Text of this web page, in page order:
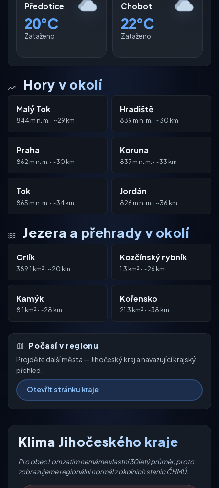
Předotice
20°C
Zataženo
Chobot
22°C
Zataženo
Hory v okolí
Malý Tok
844 m n. m. · ~29 km
Hradiště
839 m n. m. · ~30 km
Praha
862 m n. m. · ~30 km
Koruna
837 m n. m. · ~33 km
Tok
865 m n. m. · ~34 km
Jordán
826 m n. m. · ~36 km
Jezera a přehrady v okolí
Orlík
389.1 km² · ~20 km
Kozčínský rybník
1.3 km² · ~26 km
Kamýk
8.1 km² · ~28 km
Kořensko
21.3 km² · ~38 km
Počasí v regionu
Projděte další města — Jihočeský kraj a navazující krajský
přehled.
Otevřít stránku kraje
Klima Jihočeského kraje
Pro obec Lom zatím nemáme vlastní 30letý průměr, proto
zobrazujeme regionální normál z okolních stanic ČHMÚ.